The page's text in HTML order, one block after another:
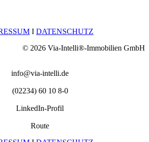
I DATENSCHUTZ
© 2026 Via-Intelli®-Immobilien GmbH
info@via-intelli.de
(02234) 60 10 8-0
LinkedIn-Profil
Route